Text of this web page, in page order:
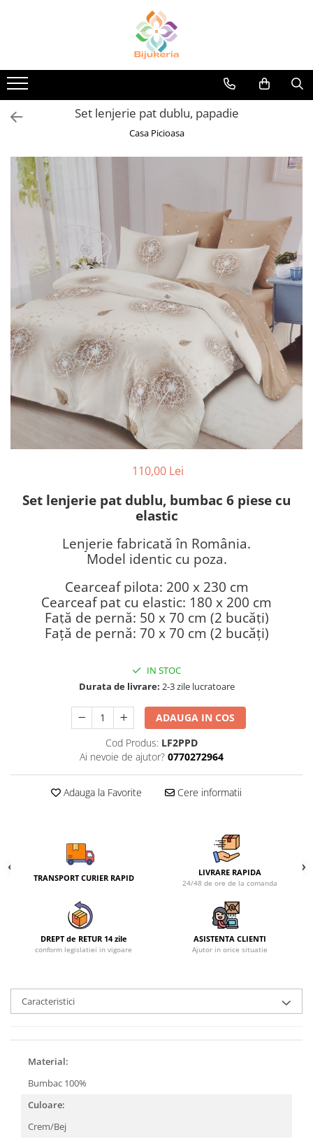
Set lenjerie pat dublu, papadie
Casa Picioasa
110,00 Lei
Set lenjerie pat dublu, bumbac 6 piese cu
elastic
Lenjerie fabricată în România.
Model identic cu poza.
Cearceaf pilota: 200 x 230 cm
Cearceaf pat cu elastic: 180 x 200 cm
Față de pernă: 50 x 70 cm (2 bucăți)
Față de pernă: 70 x 70 cm (2 bucăți)
IN STOC
Durata de livrare: 2-3 zile lucratoare
ADAUGA IN COS
Cod Produs: LF2PPD
Ai nevoie de ajutor? 0770272964
Adauga la Favorite Cere informatii
TRANSPORT CURIER RAPID LIVRARE RAPIDA
24/48 de ore de la comanda
DREPT de RETUR 14 zile
conform legislatiei in vigoare
ASISTENTA CLIENTI
Ajutor in orice situatie
Caracteristici
Material:
Bumbac 100%
Culoare:
Crem/Bej